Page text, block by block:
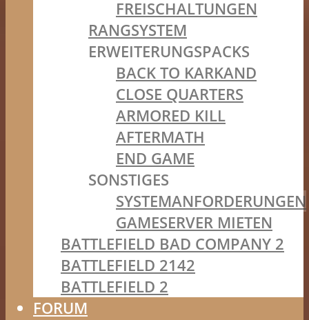
FREISCHALTUNGEN
RANGSYSTEM
ERWEITERUNGSPACKS
BACK TO KARKAND
CLOSE QUARTERS
ARMORED KILL
AFTERMATH
END GAME
SONSTIGES
SYSTEMANFORDERUNGEN
GAMESERVER MIETEN
BATTLEFIELD BAD COMPANY 2
BATTLEFIELD 2142
BATTLEFIELD 2
FORUM